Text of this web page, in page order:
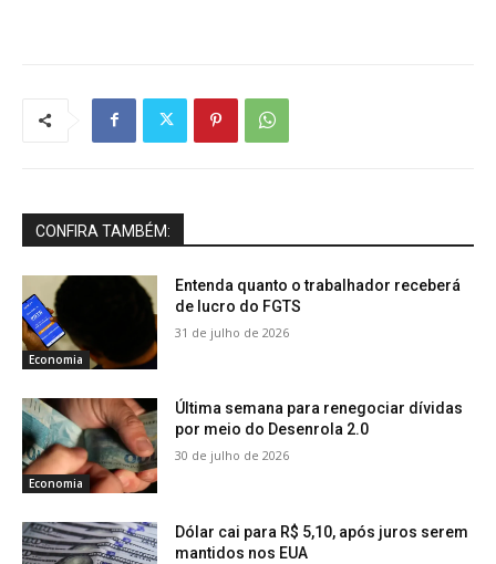
CONFIRA TAMBÉM:
Economia
Entenda quanto o trabalhador receberá
de lucro do FGTS
31 de julho de 2026
Economia
Última semana para renegociar dívidas
por meio do Desenrola 2.0
30 de julho de 2026
Dólar cai para R$ 5,10, após juros serem
mantidos nos EUA